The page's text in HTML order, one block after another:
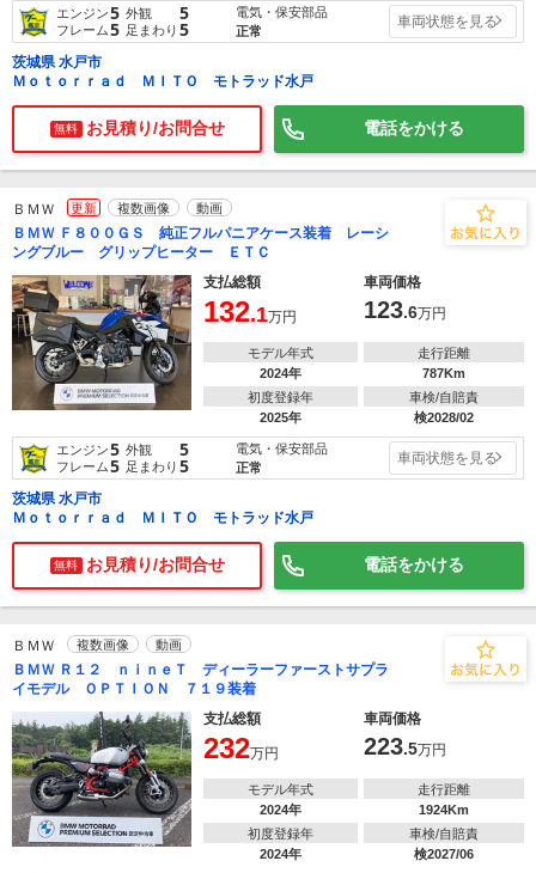
エンジン5 外観 5
フレーム5 足まわり 5
電気・保安部品
正常
車両状態を見る
茨城県 水戸市
Ｍｏｔｏｒｒａｄ ＭＩＴＯ モトラッド水戸
無料 お見積り/お問合せ 電話をかける
ＢＭＷ 更新 複数画像 動画
ＢＭＷ Ｆ８００ＧＳ 純正フルパニアケース装着 レーシ
ングブルー グリップヒーター ＥＴＣ
支払総額
車両価格
132.1万円 123.6万円
モデル年式
2024年
走行距離
787Km
初度登録年
2025年
車検/自賠責
検2028/02
エンジン5 外観 5
フレーム5 足まわり 5
電気・保安部品
正常
車両状態を見る
茨城県 水戸市
Ｍｏｔｏｒｒａｄ ＭＩＴＯ モトラッド水戸
無料 お見積り/お問合せ 電話をかける
ＢＭＷ 複数画像 動画
ＢＭＷ Ｒ１２ ｎｉｎｅＴ ディーラーファーストサプラ
イモデル ＯＰＴＩＯＮ ７１９装着
支払総額
車両価格
232万円 223.5万円
モデル年式
2024年
走行距離
1924Km
初度登録年
2024年
車検/自賠責
検2027/06